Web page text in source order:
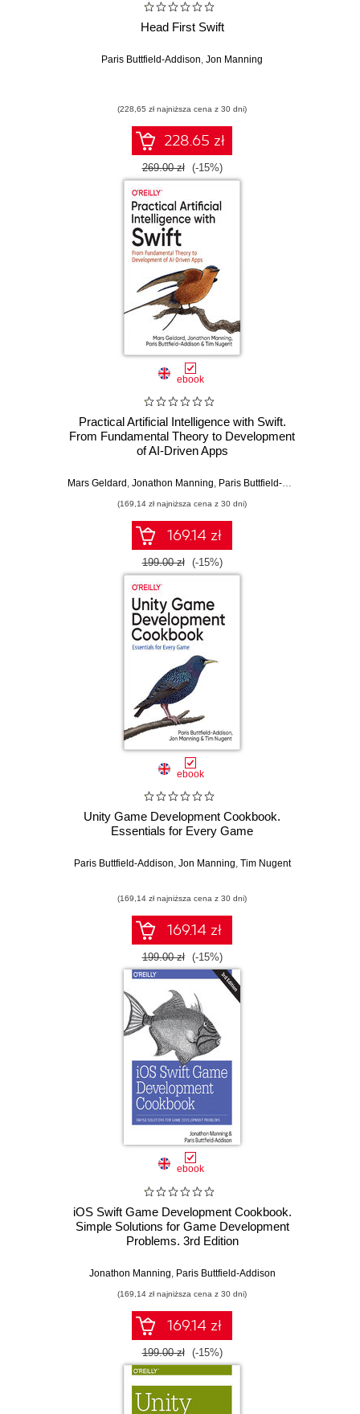
Head First Swift
Paris Buttfield-Addison, Jon Manning
(228,65 zł najniższa cena z 30 dni)
228.65 zł
269.00 zł (-15%)
ebook
Practical Artificial Intelligence with Swift.
From Fundamental Theory to Development
of AI-Driven Apps
Mars Geldard , Jonathon Manning, Paris Buttfield-Addison
(169,14 zł najniższa cena z 30 dni)
169.14 zł
199.00 zł (-15%)
ebook
Unity Game Development Cookbook.
Essentials for Every Game
Paris Buttfield-Addison, Jon Manning, Tim Nugent
(169,14 zł najniższa cena z 30 dni)
169.14 zł
199.00 zł (-15%)
ebook
iOS Swift Game Development Cookbook.
Simple Solutions for Game Development
Problems. 3rd Edition
Jonathon Manning Paris Buttfield-Addison
(169,14 zł najniższa cena z 30 dni)
169.14 zł
199.00 zł (-15%)